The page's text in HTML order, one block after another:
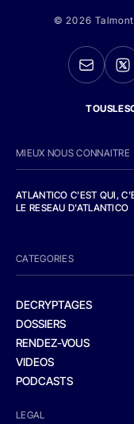
© 2026
MIEUX NOUS CONNAITRE
ATLANTICO C'EST QUI,
LE RESEAU D'ATLANTICO
CATEGORIES
DECRYPTAGES
DOSSIERS
RENDEZ-VOUS
VIDEOS
PODCASTS
LEGAL